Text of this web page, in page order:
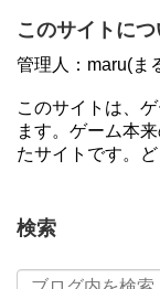
このサイトにつ
管理人：maru(ま
このサイトは、
ます。ゲーム本
たサイトです。
検索